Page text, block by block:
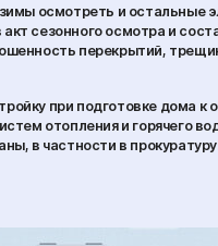
осмотреть и остальные
сезонного осмотра и
перекрытий,
при подготовке дома к
отопления и горячего
в частности в